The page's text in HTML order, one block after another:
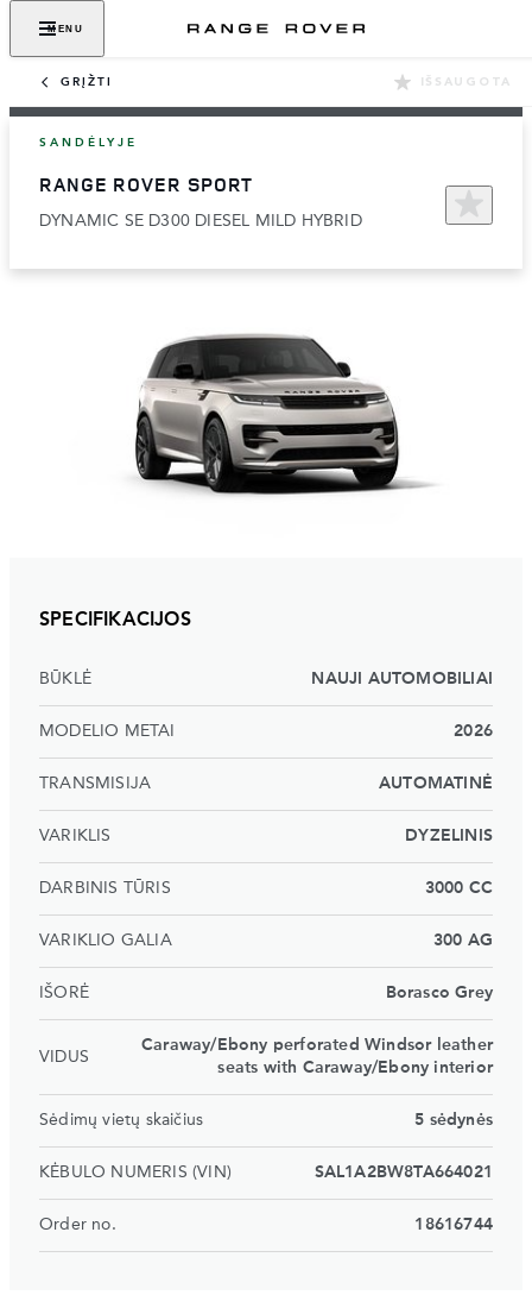
MENU
GRĮŽTI IŠSAUGOTA
SANDĖLYJE
RANGE ROVER SPORT
DYNAMIC SE D300 DIESEL MILD HYBRID
SPECIFIKACIJOS
BŪKLĖ NAUJI AUTOMOBILIAI
MODELIO METAI 2026
TRANSMISIJA AUTOMATINĖ
VARIKLIS DYZELINIS
DARBINIS TŪRIS 3000 CC
VARIKLIO GALIA 300 AG
IŠORĖ Borasco Grey
VIDUS
Caraway/Ebony perforated Windsor leather
seats with Caraway/Ebony interior
Sėdimų vietų skaičius 5 sėdynės
KĖBULO NUMERIS (VIN) SAL1A2BW8TA664021
Order no. 18616744